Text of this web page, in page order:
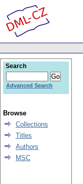
Search
Advanced Search
Browse
Collections
Titles
Authors
MSC